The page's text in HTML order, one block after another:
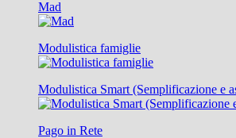
Mad
Modulistica famiglie
Modulistica Smart (Semplificazione e
Pago in Rete